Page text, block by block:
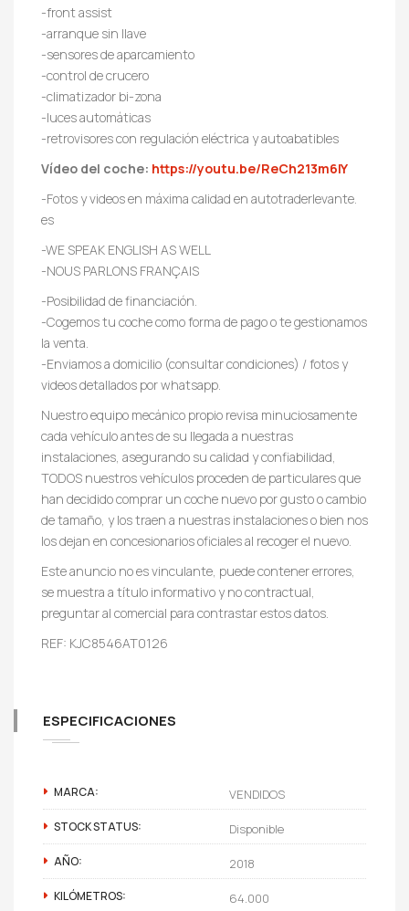
-front assist
-arranque sin llave
-sensores de aparcamiento
-control de crucero
-climatizador bi-zona
-luces automáticas
-retrovisores con regulación eléctrica y autoabatibles
Vídeo del coche: https://youtu.be/ReCh213m6IY
-Fotos y videos en máxima calidad en autotraderlevante.
es
-WE SPEAK ENGLISH AS WELL
-NOUS PARLONS FRANÇAIS
-Posibilidad de financiación.
-Cogemos tu coche como forma de pago o te gestionamos
la venta.
-Enviamos a domicilio (consultar condiciones) / fotos y
videos detallados por whatsapp.
Nuestro equipo mecánico propio revisa minuciosamente
cada vehículo antes de su llegada a nuestras
instalaciones, asegurando su calidad y confiabilidad,
TODOS nuestros vehículos proceden de particulares que
han decidido comprar un coche nuevo por gusto o cambio
de tamaño, y los traen a nuestras instalaciones o bien nos
los dejan en concesionarios oficiales al recoger el nuevo.
Este anuncio no es vinculante, puede contener errores,
se muestra a título informativo y no contractual,
preguntar al comercial para contrastar estos datos.
REF: KJC8546AT0126
ESPECIFICACIONES
MARCA: VENDIDOS
STOCK STATUS: Disponible
AÑO: 2018
KILÓMETROS: 64.000